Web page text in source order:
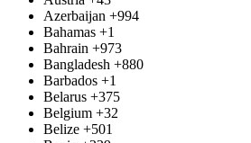
Azerbaijan +994
Bahamas +1
Bahrain +973
Bangladesh +880
Barbados +1
Belarus +375
Belgium +32
Belize +501